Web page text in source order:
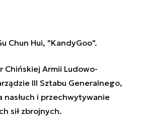
Chun Hui, "KandyGoo".
Chińskiej Armii Ludowo-
III Sztabu Generalnego,
nasłuch i przechwytywanie
sił zbrojnych.